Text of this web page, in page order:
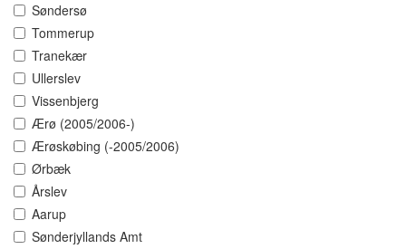
Søndersø
Tommerup
Tranekær
Ullerslev
Vissenbjerg
Ærø (2005/2006-)
Ærøskøbing (-2005/2006)
Ørbæk
Årslev
Aarup
Sønderjyllands Amt